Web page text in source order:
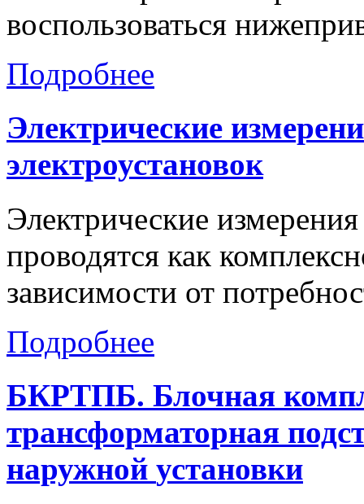
воспользоваться
Подробнее
Электрические
электроустановок
Электрические
проводятся как
зависимости от
Подробнее
БКРТПБ. Блочная
трансформаторная
наружной установки